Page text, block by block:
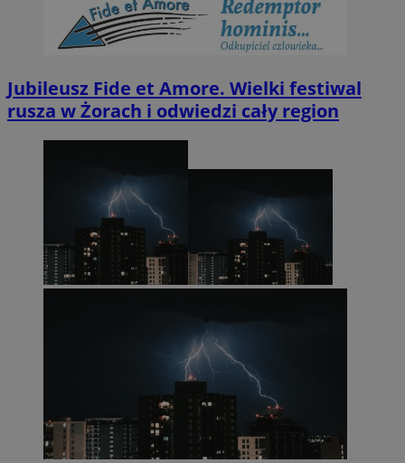
Jubileusz Fide et Amore. Wielki festiwal
rusza w Żorach i odwiedzi cały region